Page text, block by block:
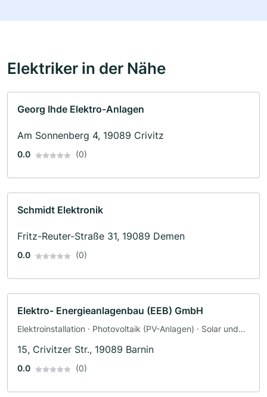
Elektriker in der Nähe
Georg Ihde Elektro-Anlagen
Am Sonnenberg 4, 19089 Crivitz
0.0 (0)
Schmidt Elektronik
Fritz-Reuter-Straße 31, 19089 Demen
0.0 (0)
Elektro- Energieanlagenbau (EEB) GmbH
Elektroinstallation · Photovoltaik (PV-Anlagen) · Solar und
15, Crivitzer Str., 19089 Barnin
0.0 (0)